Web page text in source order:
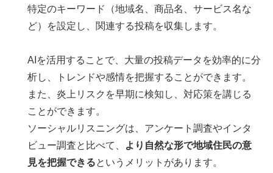
特定のキーワード（地域名、商品名、サービス名な
ど）を設定し、関連する投稿を収集します。
AIを活用することで、大量の投稿データを効率的に分
析し、トレンドや感情を把握することができます。
また、炎上リスクを早期に検知し、対応策を講じる
ことができます。
ソーシャルリスニングは、アンケート調査やインタ
ビュー調査と比べて、
より自然な形で地域住民の意
見を把握できるというメリットがあります。